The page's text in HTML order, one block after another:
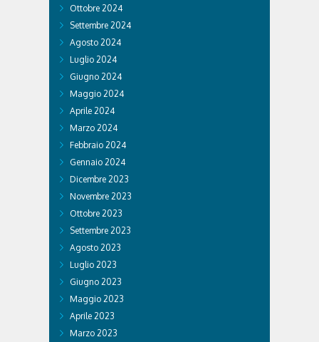
Ottobre 2024
Settembre 2024
Agosto 2024
Luglio 2024
Giugno 2024
Maggio 2024
Aprile 2024
Marzo 2024
Febbraio 2024
Gennaio 2024
Dicembre 2023
Novembre 2023
Ottobre 2023
Settembre 2023
Agosto 2023
Luglio 2023
Giugno 2023
Maggio 2023
Aprile 2023
Marzo 2023